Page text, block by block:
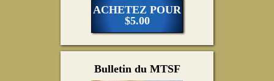
ACHETEZ POUR
$5.00
Bulletin du MTSF